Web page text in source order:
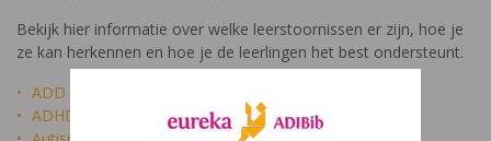
Bekijk hier informatie over welke leerstoornissen er zijn, hoe je
ze kan herkennen en hoe je de leerlingen het best ondersteunt.
ADD
ADHD